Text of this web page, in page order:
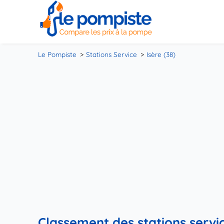
Le Pompiste Stations Service Isère (38)